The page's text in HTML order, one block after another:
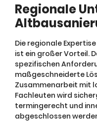
Regionale
Die regionale
ist ein großer Vorteil.
spezifischen
maßgeschneiderte
Zusammenarbeit mit
Fachleuten wird
termingerecht und
abgeschlossen